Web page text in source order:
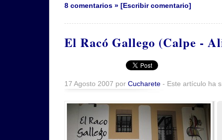
8 comentarios » [Escribir comentario]
El Racó Gallego (Calpe -
17 Agosto 2007 por Cucharete - Este artículo ha